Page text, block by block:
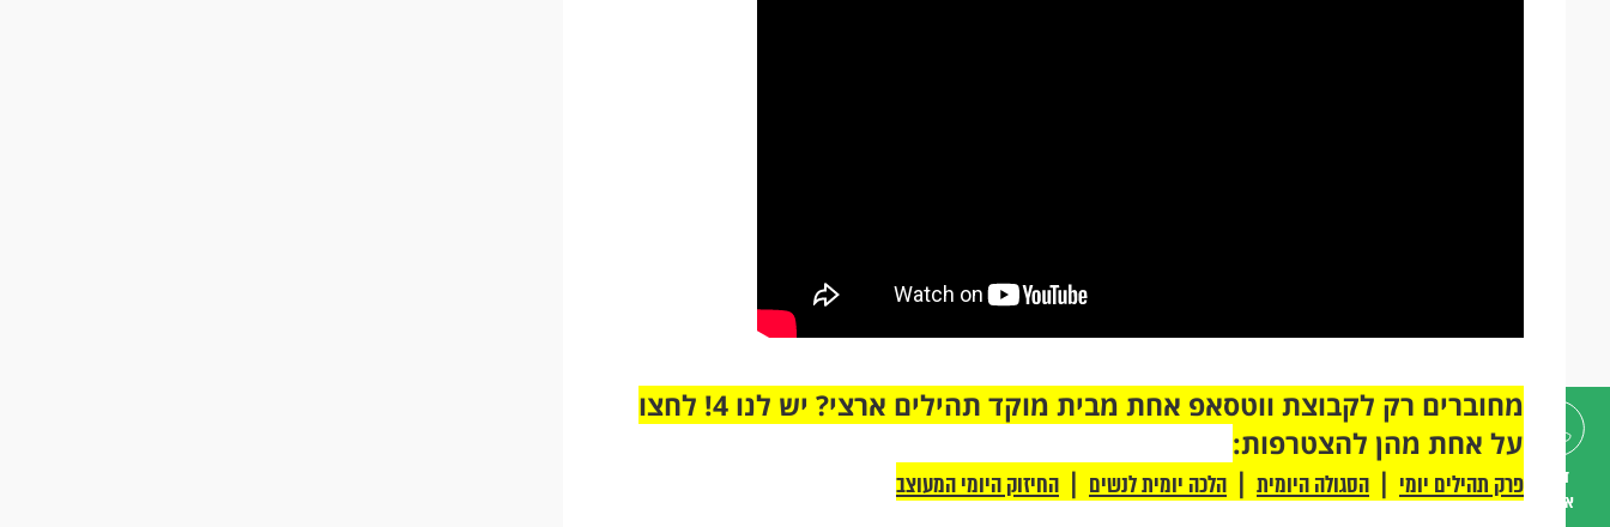
דברו
איתנו
מחוברים רק לקבוצת ווטסאפ אחת מבית מוקד תהילים ארצי? יש לנו 4! לחצו
על אחת מהן להצטרפות:
פרק תהילים יומי | הסגולה היומית | הלכה יומית לנשים | החיזוק היומי המעוצב